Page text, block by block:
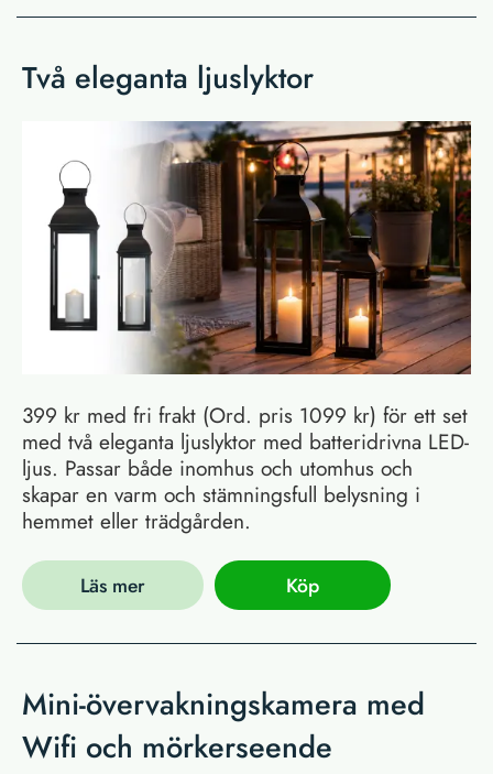
Två eleganta ljuslyktor
399 kr med fri frakt (Ord. pris 1099 kr) för ett set
med två eleganta ljuslyktor med batteridrivna LED-
ljus. Passar både inomhus och utomhus och
skapar en varm och stämningsfull belysning i
hemmet eller trädgården.
Läs mer Köp
Mini-övervakningskamera med
Wifi och mörkerseende